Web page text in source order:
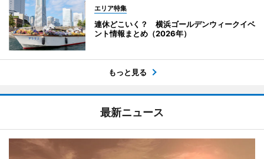
エリア特集
連休どこいく？ 横浜ゴールデンウィークイベ
ント情報まとめ（2026年）
もっと見る
最新ニュース